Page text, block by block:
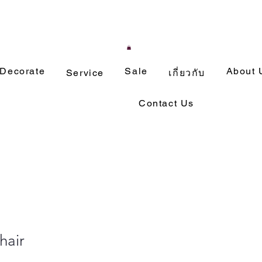
Decorate Service Sale เกี่ยวกับ About
Contact Us